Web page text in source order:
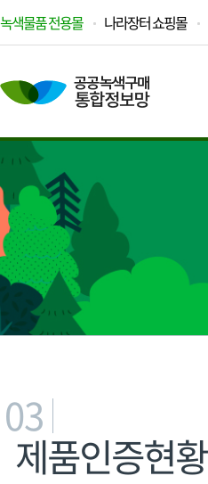
녹색물품 전용몰 나라장터 쇼핑몰
03
제품인증현황